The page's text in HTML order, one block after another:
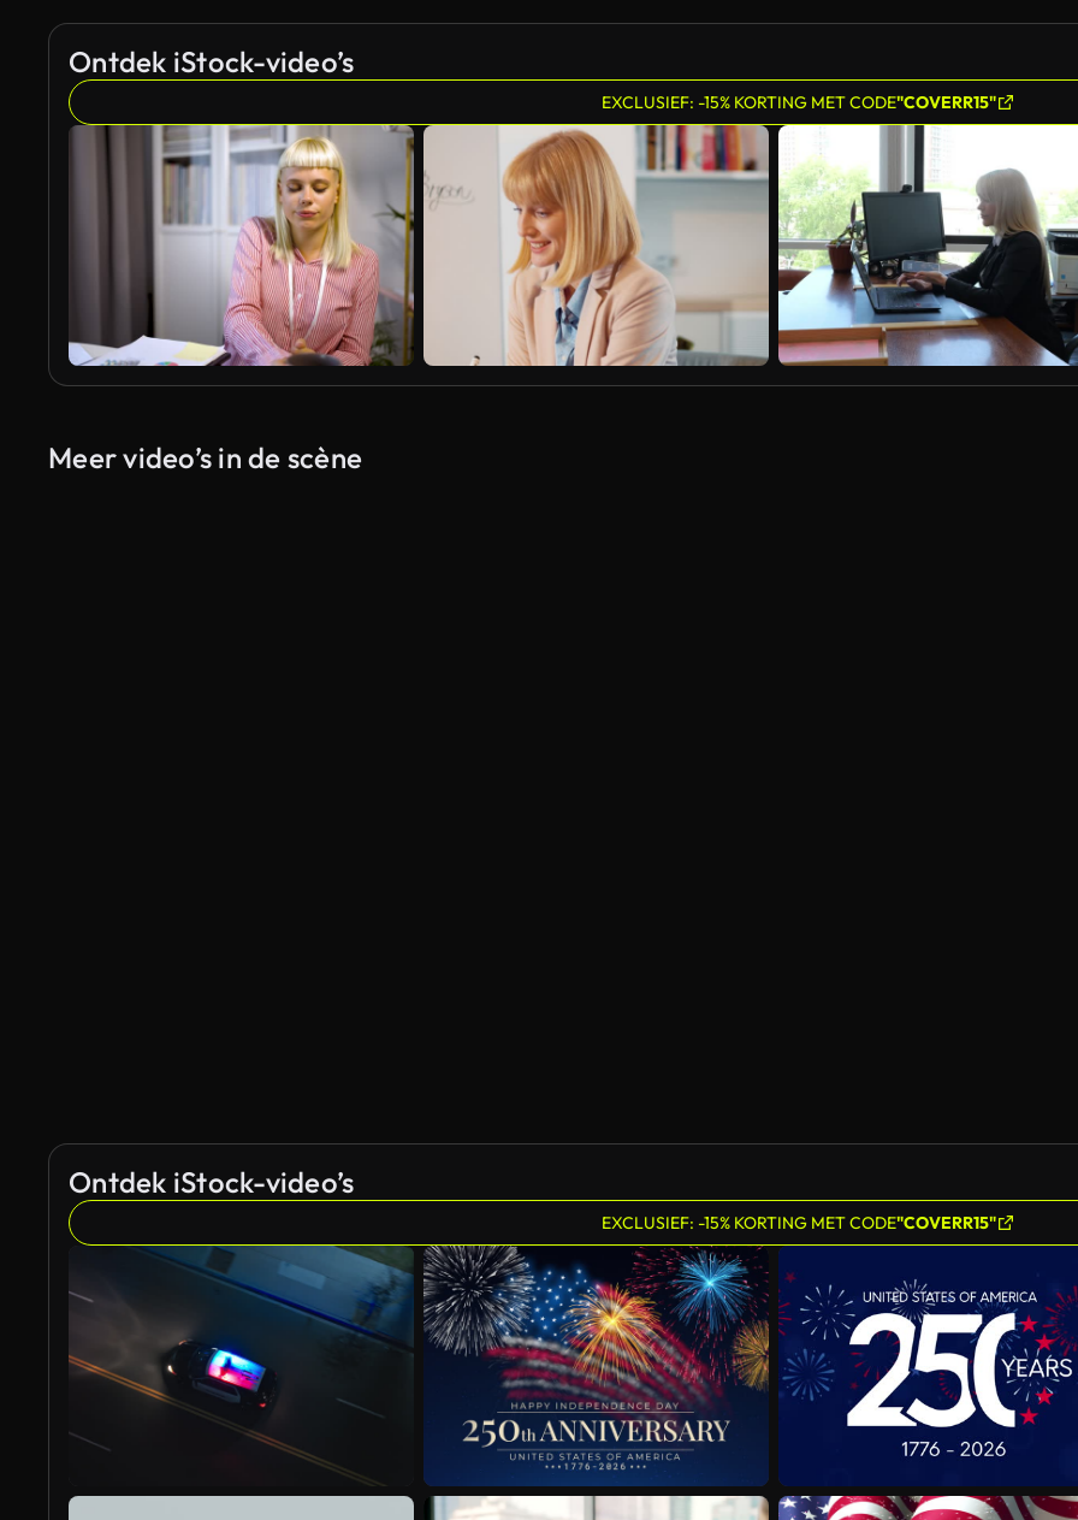
Ontdek iStock-video’s
EXCLUSIEF: -15% KORTING MET CODE"COVERR15"
Meer video’s in de scène
Ontdek iStock-video’s
EXCLUSIEF: -15% KORTING MET CODE"COVERR15"